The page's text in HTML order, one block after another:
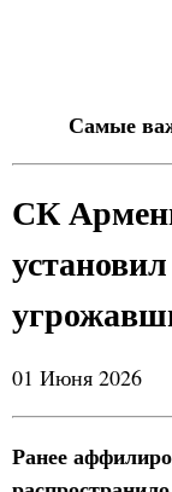
Самые
СК
01 Июня 2026
Ранее